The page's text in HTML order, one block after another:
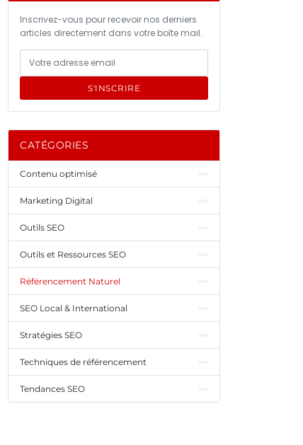
Inscrivez-vous pour recevoir nos derniers
articles directement dans votre boîte mail.
S'INSCRIRE
CATÉGORIES
Contenu optimisé
Marketing Digital
Outils SEO
Outils et Ressources SEO
Référencement Naturel
SEO Local & International
Stratégies SEO
Techniques de référencement
Tendances SEO